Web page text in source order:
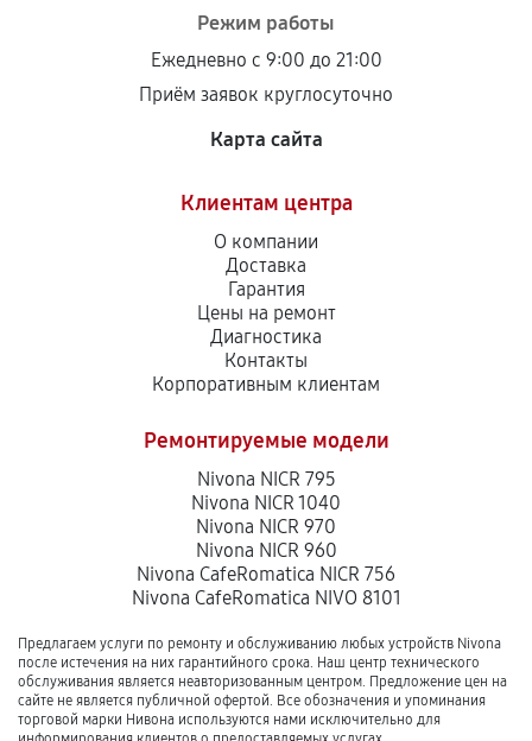
Режим работы
Ежедневно с 9:00 до 21:00
Приём заявок круглосуточно
Карта сайта
Клиентам центра
О компании
Доставка
Гарантия
Цены на ремонт
Диагностика
Контакты
Корпоративным клиентам
Ремонтируемые модели
Nivona NICR 795
Nivona NICR 1040
Nivona NICR 970
Nivona NICR 960
Nivona CafeRomatica NICR 756
Nivona CafeRomatica NIVO 8101
Предлагаем услуги по ремонту и обслуживанию любых устройств Nivona
после истечения на них гарантийного срока. Наш центр технического
обслуживания является неавторизованным центром. Предложение цен на
сайте не является публичной офертой. Все обозначения и упоминания
торговой марки Нивона используются нами исключительно для